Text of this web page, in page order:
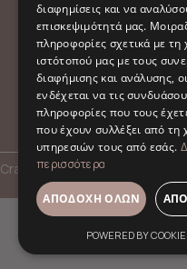
© 2026
Όροι Χρήσης
Crafted with
by
διαφημίσεις και να
επισκεψιμότητά μας.
πληροφορίες σχετικά με τη
ιστότοπού μας με τους
διαφήμισης και ανάλυσης,
ενδέχεται να τις
πληροφορίες που τους
που έχουν συλλέξει από τη
υπηρεσιών τους από εσάς.
περισσότερα
ΑΠΟΔΟΧΉ ΌΛΩΝ
POWERED BY